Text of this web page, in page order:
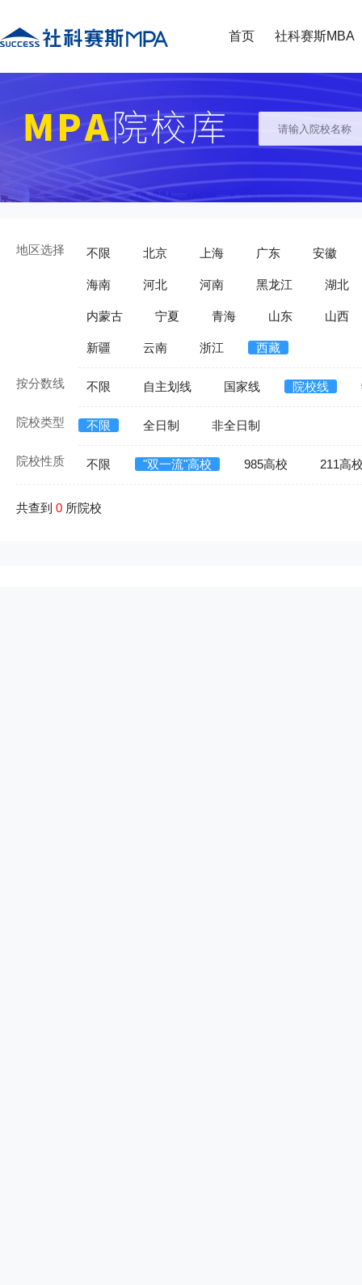
首页 社科赛斯MBA
地区选择 不限 北京 上海 广东 安徽
海南 河北 河南 黑龙江 湖北
内蒙古 宁夏 青海 山东 山西
新疆 云南 浙江 西藏
按分数线 不限 自主划线 国家线 院校线
院校类型 不限 全日制 非全日制
院校性质 不限 "双一流"高校 985高校 211高
共查到 0 所院校